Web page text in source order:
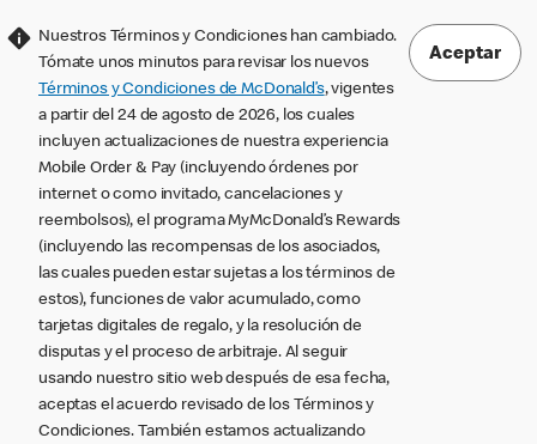
Nuestros Términos y Condiciones han cambiado.
Tómate unos minutos para revisar los nuevos
Términos y Condiciones de McDonald’s, vigentes
a partir del 24 de agosto de 2026, los cuales
incluyen actualizaciones de nuestra experiencia
Mobile Order & Pay (incluyendo órdenes por
internet o como invitado, cancelaciones y
reembolsos), el programa MyMcDonald’s Rewards
(incluyendo las recompensas de los asociados,
las cuales pueden estar sujetas a los términos de
estos), funciones de valor acumulado, como
tarjetas digitales de regalo, y la resolución de
disputas y el proceso de arbitraje. Al seguir
usando nuestro sitio web después de esa fecha,
aceptas el acuerdo revisado de los Términos y
Condiciones. También estamos actualizando
Aceptar